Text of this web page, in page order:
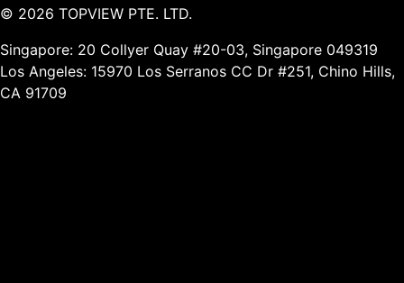
© 2026 TOPVIEW PTE. LTD.
Singapore: 20 Collyer Quay #20-03, Singapore 049319
Los Angeles: 15970 Los Serranos CC Dr #251, Chino Hills,
CA 91709